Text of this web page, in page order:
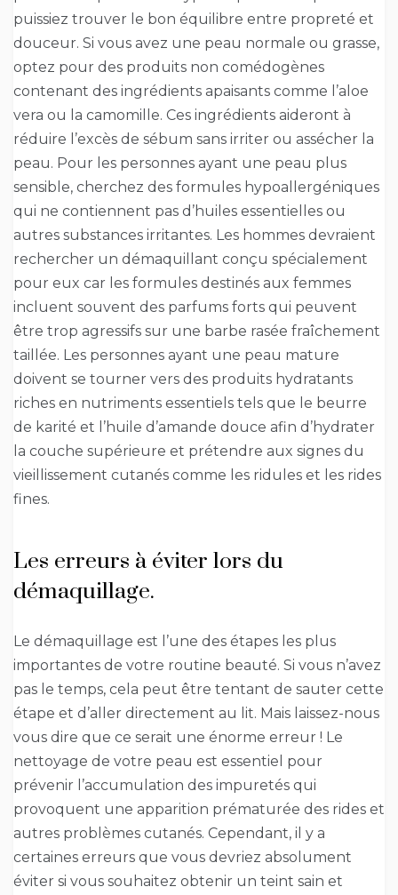
puissiez trouver le bon équilibre entre propreté et
douceur. Si vous avez une peau normale ou grasse,
optez pour des produits non comédogènes
contenant des ingrédients apaisants comme l’aloe
vera ou la camomille. Ces ingrédients aideront à
réduire l’excès de sébum sans irriter ou assécher la
peau. Pour les personnes ayant une peau plus
sensible, cherchez des formules hypoallergéniques
qui ne contiennent pas d’huiles essentielles ou
autres substances irritantes. Les hommes devraient
rechercher un démaquillant conçu spécialement
pour eux car les formules destinés aux femmes
incluent souvent des parfums forts qui peuvent
être trop agressifs sur une barbe rasée fraîchement
taillée. Les personnes ayant une peau mature
doivent se tourner vers des produits hydratants
riches en nutriments essentiels tels que le beurre
de karité et l’huile d’amande douce afin d’hydrater
la couche supérieure et prétendre aux signes du
vieillissement cutanés comme les ridules et les rides
fines.
Les erreurs à éviter lors du
démaquillage.
Le démaquillage est l’une des étapes les plus
importantes de votre routine beauté. Si vous n’avez
pas le temps, cela peut être tentant de sauter cette
étape et d’aller directement au lit. Mais laissez-nous
vous dire que ce serait une énorme erreur ! Le
nettoyage de votre peau est essentiel pour
prévenir l’accumulation des impuretés qui
provoquent une apparition prématurée des rides et
autres problèmes cutanés. Cependant, il y a
certaines erreurs que vous devriez absolument
éviter si vous souhaitez obtenir un teint sain et